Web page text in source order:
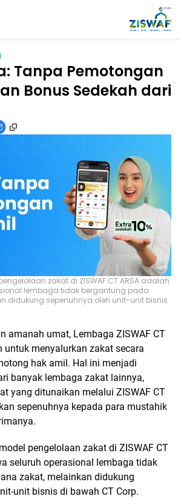
Tanpa Pemotongan
Bonus Sedekah dari
zakat di ZISWAF CT ARSA adalah
lembaga tidak bergantung pada
didukung sepenuhnya oleh unit-unit bisnis
amanah umat, Lembaga ZISWAF CT
untuk menyalurkan zakat secara
hak amil. Hal ini menjadi
banyak lembaga zakat lainnya,
yang ditunaikan melalui ZISWAF CT
sepenuhnya kepada para mustahik
pengelolaan zakat di ZISWAF CT
seluruh operasional lembaga tidak
zakat, melainkan didukung
unit bisnis di bawah CT Corp.